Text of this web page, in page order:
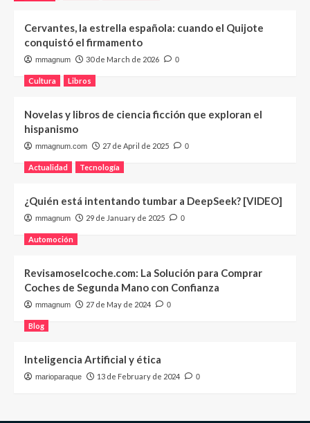
Cervantes, la estrella española: cuando el Quijote
conquistó el firmamento
mmagnum 30 de March de 2026 0
Cultura Libros
Novelas y libros de ciencia ficción que exploran el
hispanismo
mmagnum.com 27 de April de 2025 0
Actualidad Tecnología
¿Quién está intentando tumbar a DeepSeek? [VIDEO]
mmagnum 29 de January de 2025 0
Automoción
Revisamoselcoche.com: La Solución para Comprar
Coches de Segunda Mano con Confianza
mmagnum 27 de May de 2024 0
Blog
Inteligencia Artificial y ética
marioparaque 13 de February de 2024 0